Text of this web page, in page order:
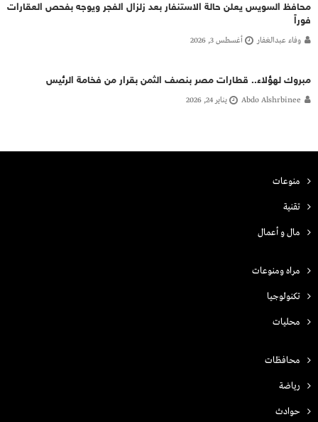
محافظ السويس يعلن حالة الاستنفار بعد زلزال الفجر ويوجه بفحص العقارات
فوراً
وفاء عبدالغفار أغسطس 3, 2026
مبروك لهؤلاء.. قطارات مصر بنصف الثمن بقرار من فخامة الرئيس
Abdo Alshrbinee يناير 24, 2026
منوعات
تقنية
مال و أعمال
مراه ومنوعات
تكنولوجيا
محليات
محافظات
رياضة
حوادث